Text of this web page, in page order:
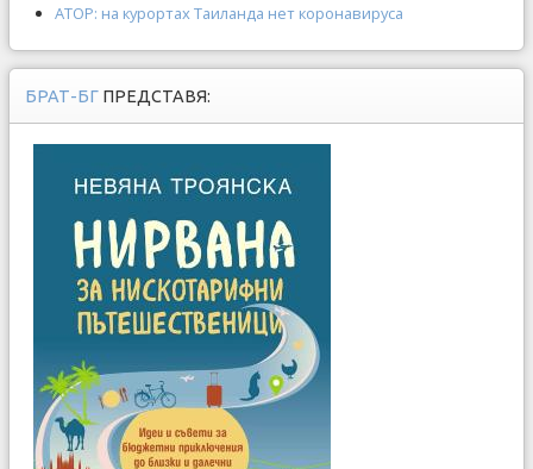
АТОР: на курортах Таиланда нет коронавируса
БРАТ-БГ ПРЕДСТАВЯ: